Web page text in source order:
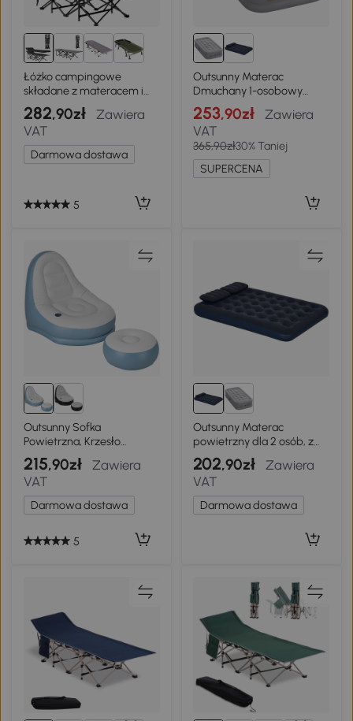
Łóżko campingowe
składane z materacem i
kieszenią, czarne
282,90zł
Zawiera
VAT
Darmowa dostawa
5
Outsunny Materac
Dmuchany 1-osobowy
Samopompujący Łóżko z
Wbudowaną Elektryczną
Pompką w 3 Minuty
Flokowana Powierzchnia
253,90zł
Zawiera
VAT
365,90zł30% Taniej
SUPERCENA
Outsunny Sofka
Powietrzna, Krzesło
Powietrzne z Podnóżkiem i
Uchwytem na Kubek, do
Kempingu, Domu, Biało-
niebieski, 125 x 100 x 87 cm
215,90zł
Zawiera
VAT
Darmowa dostawa
5
Outsunny Materac
powietrzny dla 2 osób, z
pompką ręczną, miękki i
wytrzymały,
203x152x22cm, Niebieski
202,90zł
Zawiera
VAT
Darmowa dostawa